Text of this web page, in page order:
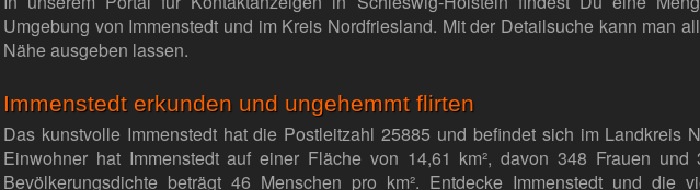
Umgebung von Immenstedt und im Kreis Nordfriesland. Mit der Detailsuche kann man
Nähe ausgeben lassen.
Immenstedt erkunden und ungehemmt flirten
Das kunstvolle Immenstedt hat die Postleitzahl 25885 und befindet sich im Landkreis
Einwohner hat Immenstedt auf einer Fläche von 14,61 km², davon 348 Frauen und
Bevölkerungsdichte beträgt 46 Menschen pro km². Entdecke Immenstedt und die